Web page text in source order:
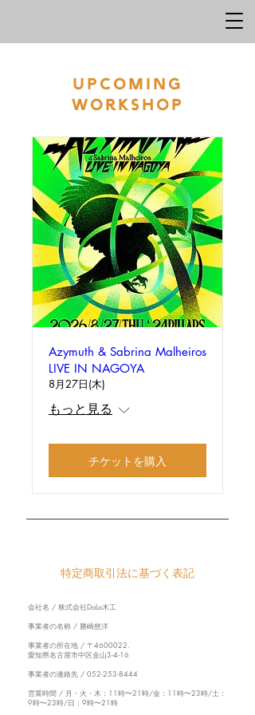
UPCOMING
workshop
Azymuth & Sabrina Malheiros
LIVE IN NAGOYA
8月27日(木)
もっと見る
チケットを購入
特定商取引法に基づく表記
会社名 / 株式会社DaLa木工
事業者の名称 / 勝崎慈洋
事業者の所在地 / 〒4600022.
愛知県名古屋市中区金山3-4-16
事業者の連絡先 / 052-253-8444
営業時間 / 月・火・木：11時〜21時/金：11時〜23時/土：
9時〜23時/日：9時〜21時